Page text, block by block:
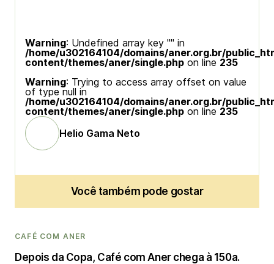
Warning: Undefined array key "" in
/home/u302164104/domains/aner.org.br/
content/themes/aner/single.php on line 235
Warning: Trying to access array offset on value
of type null in
/home/u302164104/domains/aner.org.br/
content/themes/aner/single.php on line 235
Helio Gama Neto
Você também pode gostar
CAFÉ COM ANER
Depois da Copa, Café com Aner chega à 150a.